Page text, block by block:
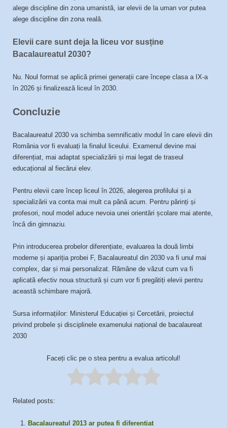
alege discipline din zona umanistă, iar elevii de la uman vor putea
alege discipline din zona reală.
Elevii care sunt deja la liceu vor susține
Bacalaureatul 2030?
Nu. Noul format se aplică primei generații care începe clasa a IX-a
în 2026 și finalizează liceul în 2030.
Concluzie
Bacalaureatul 2030 va schimba semnificativ modul în care elevii din
România vor fi evaluați la finalul liceului. Examenul devine mai
diferențiat, mai adaptat specializării și mai legat de traseul
educațional al fiecărui elev.
Pentru elevii care încep liceul în 2026, alegerea profilului și a
specializării va conta mai mult ca până acum. Pentru părinți și
profesori, noul model aduce nevoia unei orientări școlare mai atente,
încă din gimnaziu.
Prin introducerea probelor diferențiate, evaluarea la două limbi
moderne și apariția probei F, Bacalaureatul din 2030 va fi unul mai
complex, dar și mai personalizat. Rămâne de văzut cum va fi
aplicată efectiv noua structură și cum vor fi pregătiți elevii pentru
această schimbare majoră.
Sursa informațiilor: Ministerul Educației și Cercetării, proiectul
privind probele și disciplinele examenului național de bacalaureat
2030
Faceți clic pe o stea pentru a evalua articolul!
Related posts:
Bacalaureatul 2013 ar putea fi diferentiat